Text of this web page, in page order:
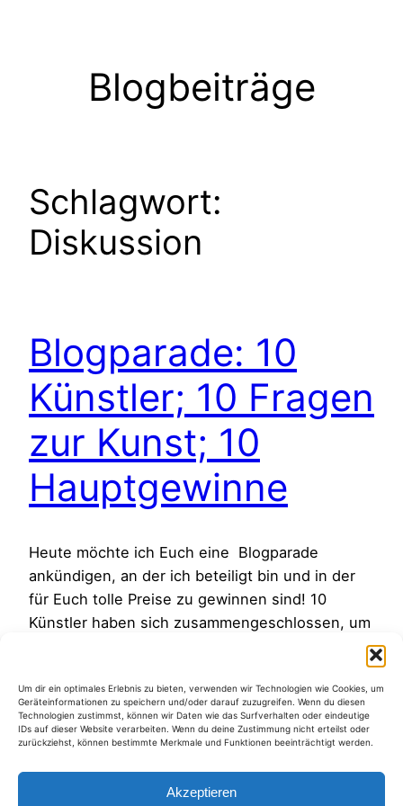
Um dir ein optimales Erlebnis zu bieten, verwenden wir Technologien wie Cookies, um
Geräteinformationen zu speichern und/oder darauf zuzugreifen. Wenn du diesen
Technologien zustimmst, können wir Daten wie das Surfverhalten oder eindeutige
IDs auf dieser Website verarbeiten. Wenn du deine Zustimmung nicht erteilst oder
zurückziehst, können bestimmte Merkmale und Funktionen beeinträchtigt werden.
Akzeptieren
Blogbeiträge
Schlagwort:
Diskussion
Blogparade: 10
Künstler; 10 Fragen
zur Kunst; 10
Hauptgewinne
Heute möchte ich Euch eine Blogparade
ankündigen, an der ich beteiligt bin und in der
für Euch tolle Preise zu gewinnen sind! 10
Künstler haben sich zusammengeschlossen, um
für die Teilnehmenden, verlost jeder Künstler in
Eigenregie ein Bild von sich…
11. April 2011